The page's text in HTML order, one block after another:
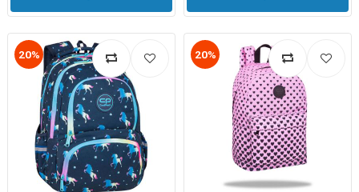
20% 20%